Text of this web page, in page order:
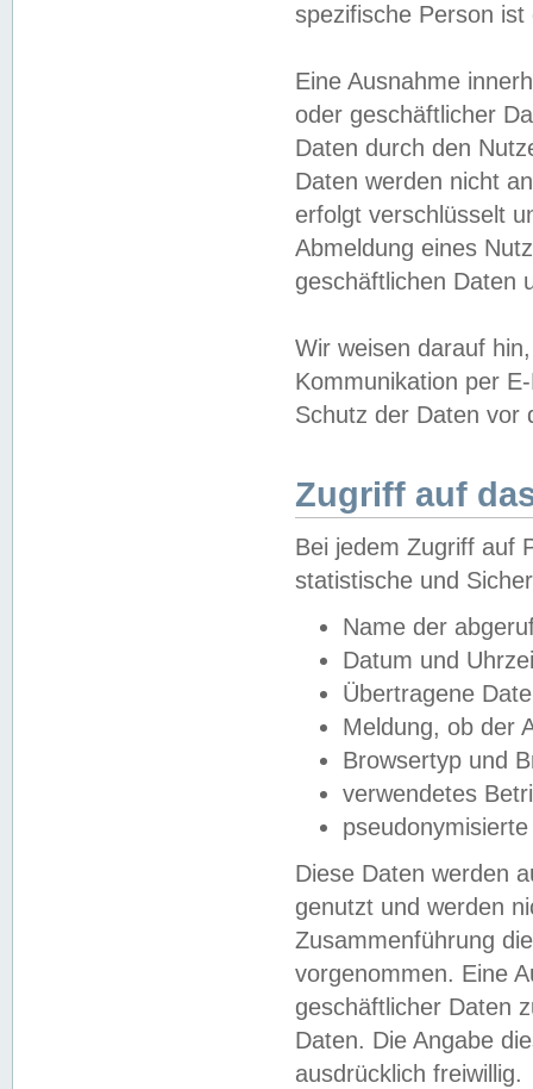
spezifische Person
Eine Ausnahme
oder geschäftlicher
Daten durch den
Daten werden nicht
erfolgt verschlüsselt
Abmeldung eines
geschäftlichen Daten
Wir weisen darauf
Kommunikation per
Schutz der Daten vor
Zugriff auf
Bei jedem Zugriff auf
statistische und
Name der
Datum und
Übertragene
Meldung, ob der
Browsertyp und
verwendetes
Diese Daten werden
genutzt und werden
Zusammenführung
vorgenommen. Eine
geschäftlicher Daten
Daten. Die Angabe
ausdrücklich freiwillig.